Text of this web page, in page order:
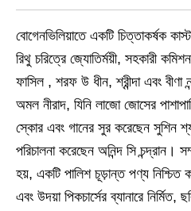
বোগেনভিলিয়াতে একটি চিত্তাকর্ষক
রিথু চরিত্রে জ্যোতির্ময়ী, সহকারী
ফাসিল , শরফ উ ধীন, শ্রীন্দা এবং বীণা
অমল নীরাদ, যিনি লাজো জোসের
স্কোর এবং গানের সুর করেছেন সুশিন
পরিচালনা করেছেন অনিন্দ সি চন্দ্রান।
হয়, একটি পালিশ চূড়ান্ত পণ্য
এবং উদয়া পিকচার্সের ব্যানারে নির্মিত,